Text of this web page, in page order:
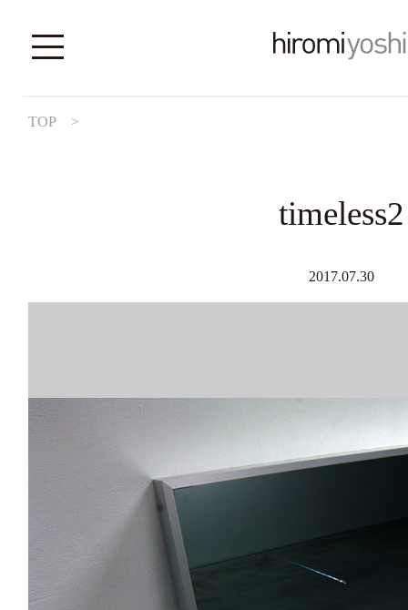
TOP >
timeless2
2017.07.30